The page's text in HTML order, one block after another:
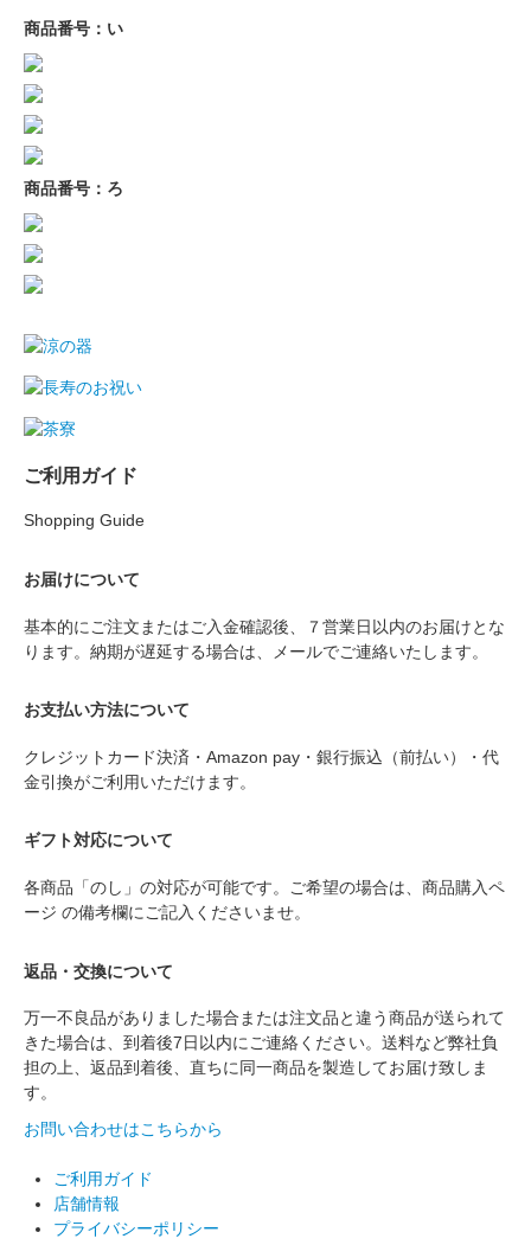
商品番号：い
商品番号：ろ
ご利用ガイド
Shopping Guide
お届けについて
基本的にご注文またはご入金確認後、７営業日以内のお届けとな
ります。納期が遅延する場合は、メールでご連絡いたします。
お支払い方法について
クレジットカード決済・Amazon pay・銀行振込（前払い）・代
金引換がご利用いただけます。
ギフト対応について
各商品「のし」の対応が可能です。ご希望の場合は、商品購入ペ
ージ の備考欄にご記入くださいませ。
返品・交換について
万一不良品がありました場合または注文品と違う商品が送られて
きた場合は、到着後7日以内にご連絡ください。送料など弊社負
担の上、返品到着後、直ちに同一商品を製造してお届け致しま
す。
お問い合わせはこちらから
ご利用ガイド
店舗情報
プライバシーポリシー